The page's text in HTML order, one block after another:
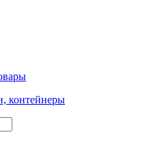
контейнеры